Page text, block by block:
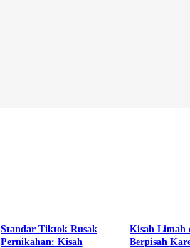
Standar Tiktok Rusak
Pernikahan: Kisah
Kisah Limah
Berpisah